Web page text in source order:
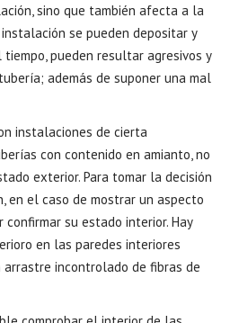
sino que también afecta a la
se pueden depositar y
pueden resultar agresivos y
además de suponer una mal
instalaciones de cierta
con contenido en amianto, no
exterior. Para tomar la decisión
en el caso de mostrar un aspecto
su estado interior. Hay
en las paredes interiores
arrastre incontrolado de fibras de